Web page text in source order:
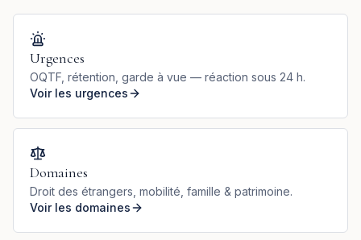
Urgences
OQTF, rétention, garde à vue — réaction sous 24 h.
Voir les urgences
Domaines
Droit des étrangers, mobilité, famille & patrimoine.
Voir les domaines